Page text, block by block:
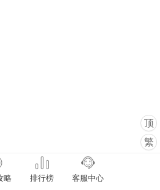
略 排行榜 客服中心
顶
繁